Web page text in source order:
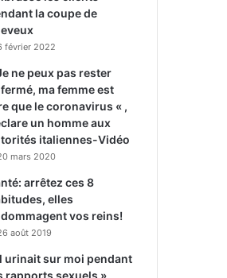
la coupe de
février 2022
ne peux pas rester
ma femme est
que le coronavirus « ,
un homme aux
italiennes-Vidéo
mars 2020
arrêtez ces 8
elles
vos reins!
août 2019
urinait sur moi pendant
rapports sexuels »,